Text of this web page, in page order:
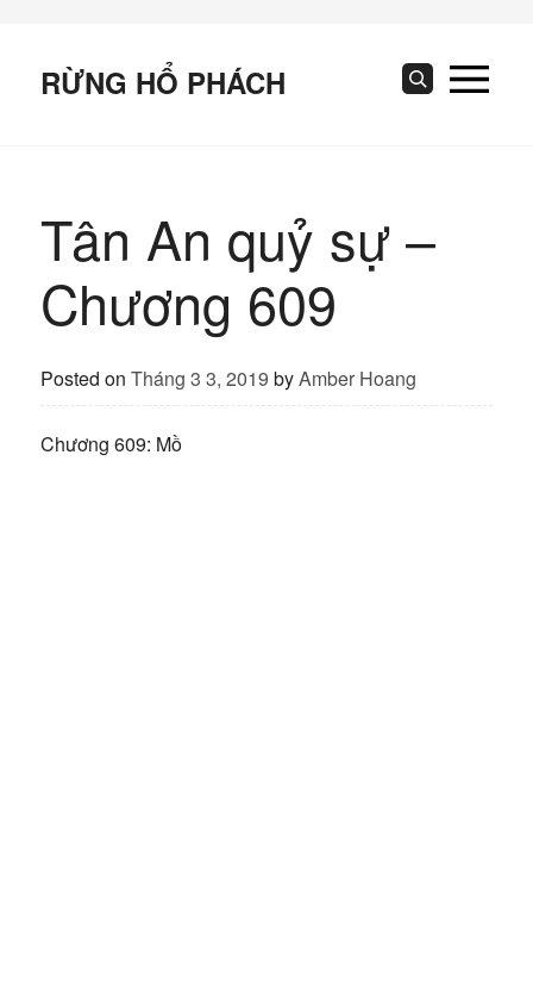
contentRỪNG HỔ PHÁCH Search
Tân An quỷ sự –
Chương 609
Posted on Tháng 3 3, 2019 byAmber Hoang
Chương 609: Mồ